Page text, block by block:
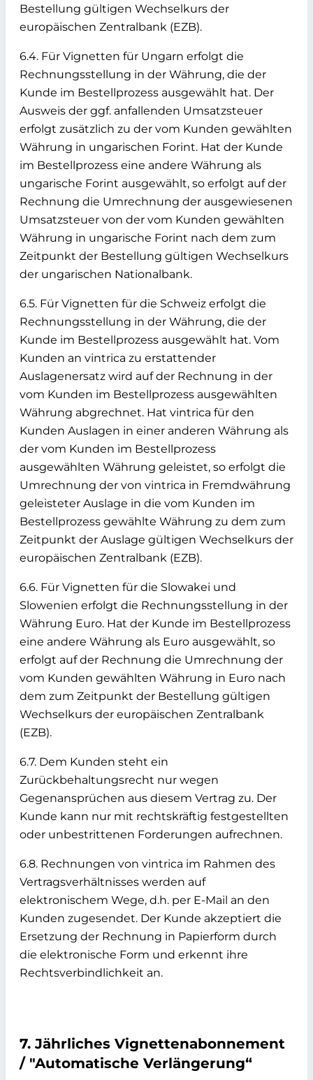
Bestellung gültigen Wechselkurs der
europäischen Zentralbank (EZB).
6.4. Für Vignetten für Ungarn erfolgt die
Rechnungsstellung in der Währung, die der
Kunde im Bestellprozess ausgewählt hat. Der
Ausweis der ggf. anfallenden Umsatzsteuer
erfolgt zusätzlich zu der vom Kunden gewählten
Währung in ungarischen Forint. Hat der Kunde
im Bestellprozess eine andere Währung als
ungarische Forint ausgewählt, so erfolgt auf der
Rechnung die Umrechnung der ausgewiesenen
Umsatzsteuer von der vom Kunden gewählten
Währung in ungarische Forint nach dem zum
Zeitpunkt der Bestellung gültigen Wechselkurs
der ungarischen Nationalbank.
6.5. Für Vignetten für die Schweiz erfolgt die
Rechnungsstellung in der Währung, die der
Kunde im Bestellprozess ausgewählt hat. Vom
Kunden an vintrica zu erstattender
Auslagenersatz wird auf der Rechnung in der
vom Kunden im Bestellprozess ausgewählten
Währung abgrechnet. Hat vintrica für den
Kunden Auslagen in einer anderen Währung als
der vom Kunden im Bestellprozess
ausgewählten Währung geleistet, so erfolgt die
Umrechnung der von vintrica in Fremdwährung
geleisteter Auslage in die vom Kunden im
Bestellprozess gewählte Währung zu dem zum
Zeitpunkt der Auslage gültigen Wechselkurs der
europäischen Zentralbank (EZB).
6.6. Für Vignetten für die Slowakei und
Slowenien erfolgt die Rechnungsstellung in der
Währung Euro. Hat der Kunde im Bestellprozess
eine andere Währung als Euro ausgewählt, so
erfolgt auf der Rechnung die Umrechnung der
vom Kunden gewählten Währung in Euro nach
dem zum Zeitpunkt der Bestellung gültigen
Wechselkurs der europäischen Zentralbank
(EZB).
6.7. Dem Kunden steht ein
Zurückbehaltungsrecht nur wegen
Gegenansprüchen aus diesem Vertrag zu. Der
Kunde kann nur mit rechtskräftig festgestellten
oder unbestrittenen Forderungen aufrechnen.
6.8. Rechnungen von vintrica im Rahmen des
Vertragsverhältnisses werden auf
elektronischem Wege, d.h. per E-Mail an den
Kunden zugesendet. Der Kunde akzeptiert die
Ersetzung der Rechnung in Papierform durch
die elektronische Form und erkennt ihre
Rechtsverbindlichkeit an.
7. Jährliches Vignettenabonnement
/ "Automatische Verlängerung“